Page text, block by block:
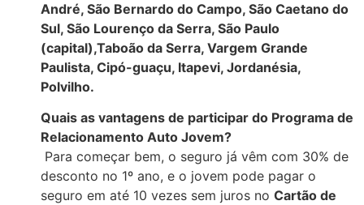
André, São Bernardo do Campo, São Caetano do
Sul, São Lourenço da Serra, São Paulo
(capital),Taboão da Serra, Vargem Grande
Paulista, Cipó-guaçu, Itapevi, Jordanésia,
Polvilho.
Quais as vantagens de participar do Programa de
Relacionamento Auto Jovem?
Para começar bem, o seguro já vêm com 30% de
desconto no 1º ano, e o jovem pode pagar o
seguro em até 10 vezes sem juros no Cartão de